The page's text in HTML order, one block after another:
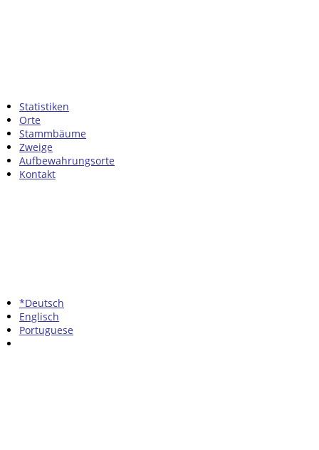
Statistiken
Orte
Stammbäume
Zweige
Aufbewahrungsorte
Kontakt
*Deutsch
Englisch
Portuguese